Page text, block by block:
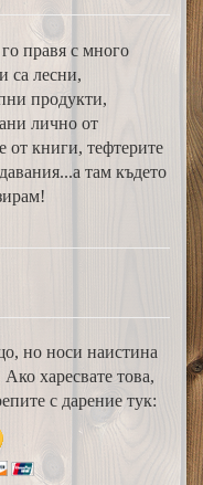
правя с много
са лесни,
продукти,
лично от
от книги, тефтерите
там където
но носи наистина
харесвате това,
с дарение тук: